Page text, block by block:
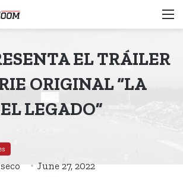
EL TRÁILER
ORIGINAL “LA
LEGADO”
June 27, 2022